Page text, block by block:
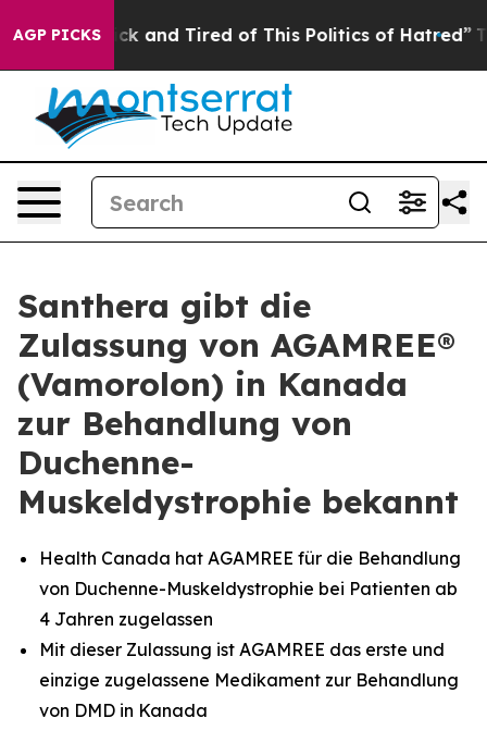
AGP PICKS
Sick and Tired of This Politics of Hatred” The
Santhera gibt die
Zulassung von AGAMREE®
(Vamorolon) in Kanada
zur Behandlung von
Duchenne-
Muskeldystrophie bekannt
Health Canada hat AGAMREE für die Behandlung
von Duchenne-Muskeldystrophie bei Patienten ab
4 Jahren zugelassen
Mit dieser Zulassung ist AGAMREE das erste und
einzige zugelassene Medikament zur Behandlung
von DMD in Kanada